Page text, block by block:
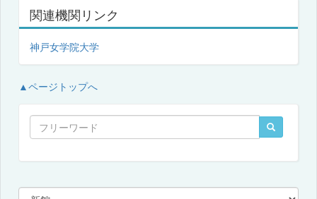
関連機関リンク
神戸女学院大学
▲ページトップへ